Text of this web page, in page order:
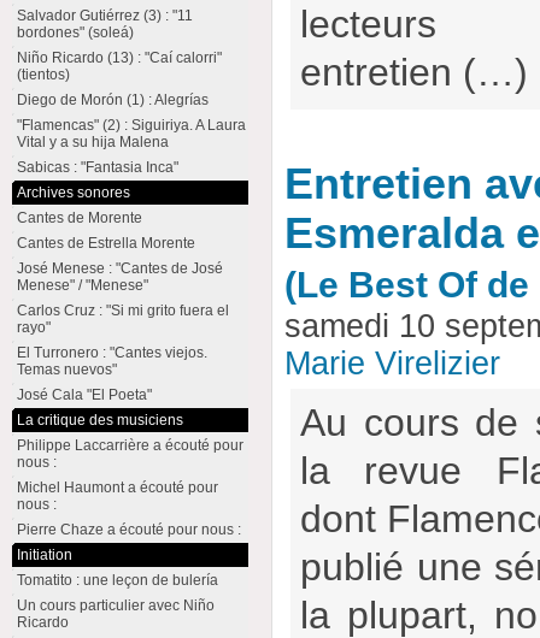
entretien (…)
Entretien
Esmeralda
(Le Best Of
samedi 10
Marie Virelizier
Au cours de
la revue
dont
publié une
la plupart,
Salvador Gutiérrez (3) : "11
bordones" (soleá)
Niño Ricardo (13) : "Caí calorri"
(tientos)
Diego de Morón (1) : Alegrías
"Flamencas" (2) : Siguiriya. A Laura
Vital y a su hija Malena
Sabicas : "Fantasia Inca"
Archives sonores
Cantes de Morente
Cantes de Estrella Morente
José Menese : "Cantes de José
Menese" / "Menese"
Carlos Cruz : "Si mi grito fuera el
rayo"
El Turronero : "Cantes viejos.
Temas nuevos"
José Cala "El Poeta"
La critique des musiciens
Philippe Laccarrière a écouté pour
nous :
Michel Haumont a écouté pour
nous :
Pierre Chaze a écouté pour nous :
Initiation
Tomatito : une leçon de bulería
Un cours particulier avec Niño
Ricardo